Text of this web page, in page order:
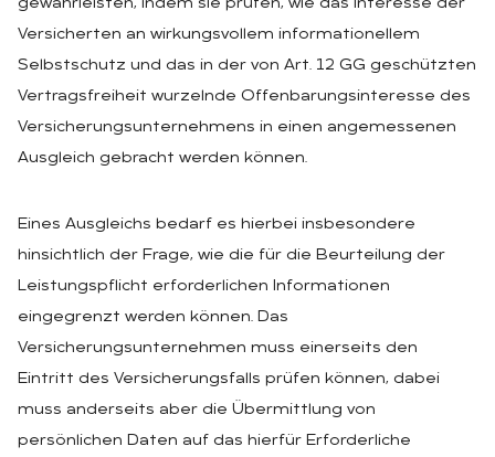
gewährleisten, indem sie prüfen, wie das Interesse der
Versicherten an wirkungsvollem informationellem
Selbstschutz und das in der von Art. 12 GG geschützten
Vertragsfreiheit wurzelnde Offenbarungsinteresse des
Versicherungsunternehmens in einen angemessenen
Ausgleich gebracht werden können.
Eines Ausgleichs bedarf es hierbei insbesondere
hinsichtlich der Frage, wie die für die Beurteilung der
Leistungspflicht erforderlichen Informationen
eingegrenzt werden können. Das
Versicherungsunternehmen muss einerseits den
Eintritt des Versicherungsfalls prüfen können, dabei
muss anderseits aber die Übermittlung von
persönlichen Daten auf das hierfür Erforderliche